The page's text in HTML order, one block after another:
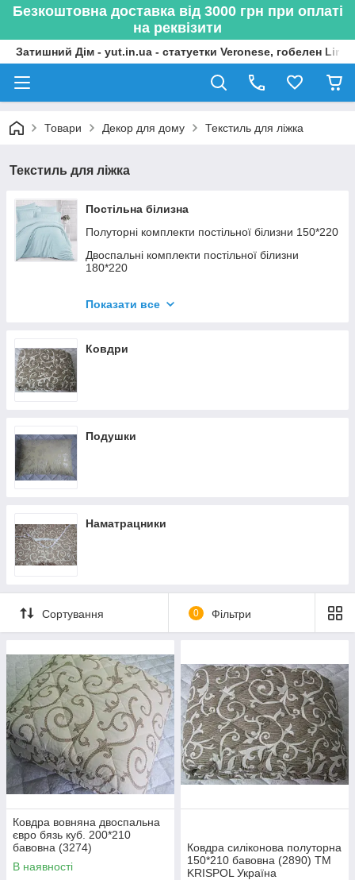
Безкоштовна доставка від 3000 грн при оплаті
на реквізити
Затишний Дім - yut.in.ua - статуетки Veronese, гобелен
Товари Декор для дому Текстиль для ліжка
Текстиль для ліжка
Постільна білизна
Полуторні комплекти постільної білизни 150*220
Двоспальні комплекти постільної білизни
180*220
200*220
Дитячі комплекти постільної білизни 150*220
Показати все
Ковдри
Подушки
Наматрацники
Сортування 0 Фільтри
Ковдра вовняна двоспальна
євро бязь куб. 200*210
бавовна (3274)
В наявності
Ковдра силіконова полуторна
150*210 бавовна (2890) TM
KRISPOL Україна